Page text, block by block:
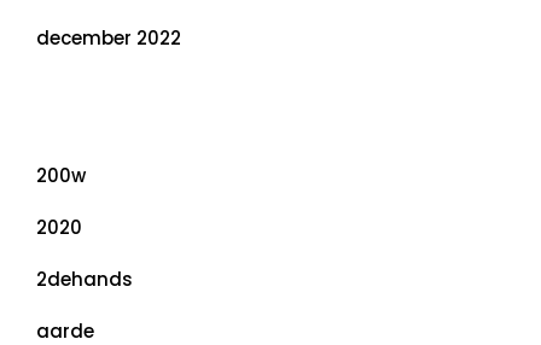
december 2022
200w
2020
2dehands
aarde